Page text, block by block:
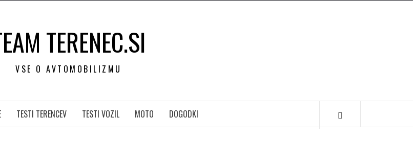
TERENEC.SI
VSE O AVTOMOBILIZMU
TESTI TERENCEV TESTI VOZIL MOTO DOGODKI